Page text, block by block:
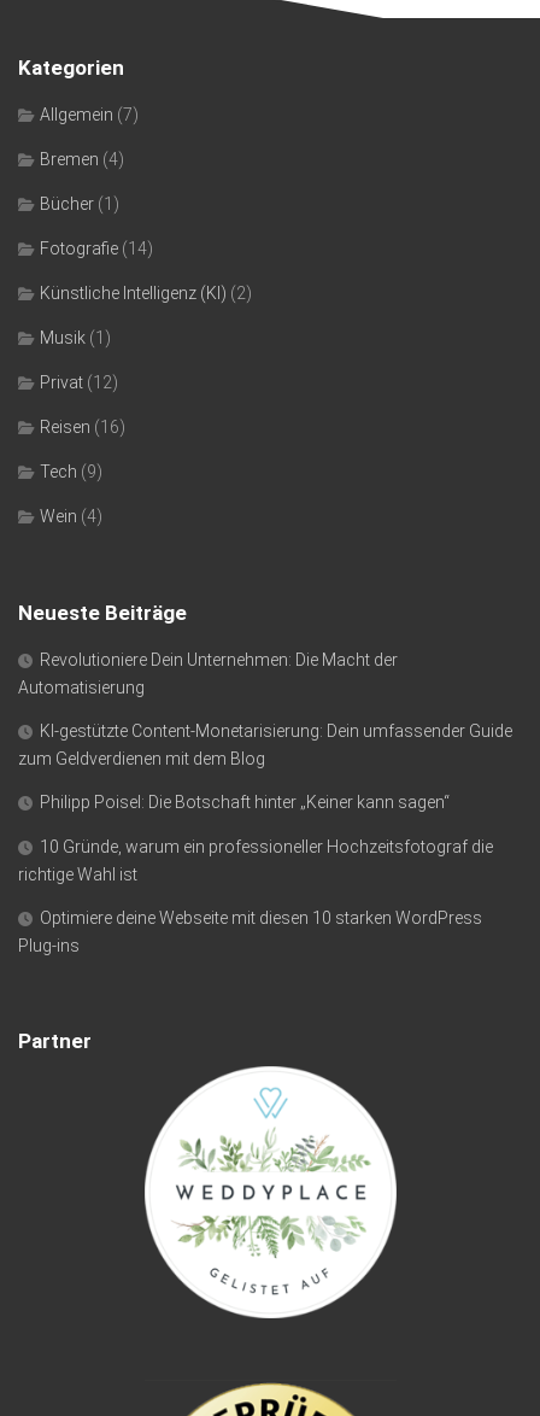
Kategorien
Allgemein (7)
Bremen (4)
Bücher (1)
Fotografie (14)
Künstliche Intelligenz (KI) (2)
Musik (1)
Privat (12)
Reisen (16)
Tech (9)
Wein (4)
Neueste Beiträge
Revolutioniere Dein Unternehmen: Die Macht der
Automatisierung
KI-gestützte Content-Monetarisierung: Dein umfassender Guide
zum Geldverdienen mit dem Blog
Philipp Poisel: Die Botschaft hinter „Keiner kann sagen“
10 Gründe, warum ein professioneller Hochzeitsfotograf die
richtige Wahl ist
Optimiere deine Webseite mit diesen 10 starken WordPress
Plug-ins
Partner